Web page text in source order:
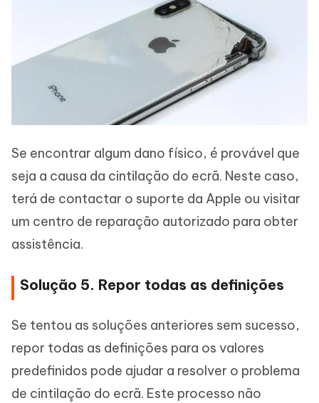
Se encontrar algum dano físico, é provável que
seja a causa da cintilação do ecrã. Neste caso,
terá de contactar o suporte da Apple ou visitar
um centro de reparação autorizado para obter
assistência.
Solução 5. Repor todas as definições
Se tentou as soluções anteriores sem sucesso,
repor todas as definições para os valores
predefinidos pode ajudar a resolver o problema
de cintilação do ecrã. Este processo não